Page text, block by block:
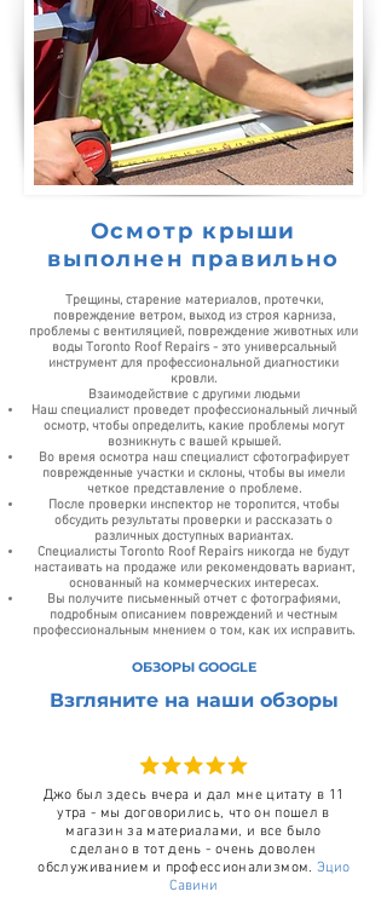
Осмотр крыши
выполнен правильно
Трещины, старение материалов, протечки,
повреждение ветром, выход из строя карниза,
проблемы с вентиляцией, повреждение животных или
воды Toronto Roof Repairs - это универсальный
инструмент для профессиональной диагностики
кровли.
Взаимодействие с другими людьми
Наш специалист проведет профессиональный личный
осмотр, чтобы определить, какие проблемы могут
возникнуть с вашей крышей.
Во время осмотра наш специалист сфотографирует
поврежденные участки и склоны, чтобы вы имели
четкое представление о проблеме.
После проверки инспектор не торопится, чтобы
обсудить результаты проверки и рассказать о
различных доступных вариантах.
Специалисты Toronto Roof Repairs никогда не будут
настаивать на продаже или рекомендовать вариант,
основанный на коммерческих интересах.
Вы получите письменный отчет с фотографиями,
подробным описанием повреждений и честным
профессиональным мнением о том, как их исправить.
ОБЗОРЫ GOOGLE
Взгляните на наши обзоры
Джо был здесь вчера и дал мне цитату в 11
утра - мы договорились, что он пошел в
магазин за материалами, и все было
сделано в тот день - очень доволен
обслуживанием и профессионализмом. Эцио
Савини